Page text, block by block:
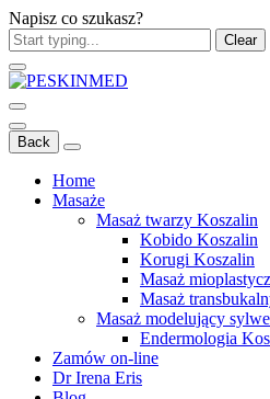
Napisz co szukasz?
Clear
Back
Home
Masaże
Masaż twarzy Koszalin
Kobido Koszalin
Korugi Koszalin
Masaż
Masaż
Masaż modelujący
Endermologia
Zamów on-line
Dr Irena Eris